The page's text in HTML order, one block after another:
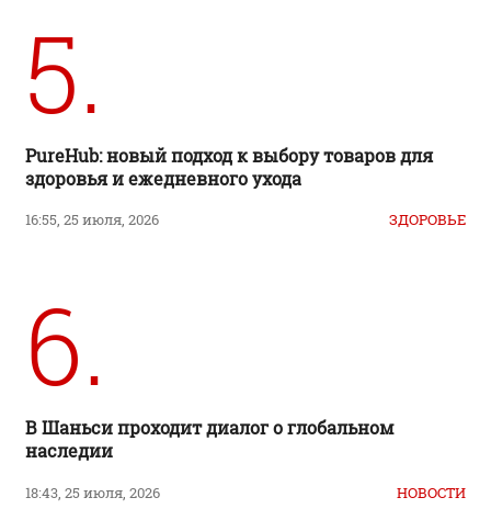
5.
PureHub: новый подход к выбору товаров для
здоровья и ежедневного ухода
16:55, 25 июля, 2026 ЗДОРОВЬЕ
6.
В Шаньси проходит диалог о глобальном
наследии
18:43, 25 июля, 2026 НОВОСТИ